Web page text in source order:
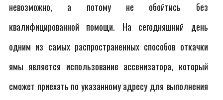
невозможно, а потому не обойтись без
квалифицированной помощи. На сегодняшний день
одним из самых распространенных способов откачки
ямы является использование ассенизатора, который
сможет приехать по указанному адресу для выполнения